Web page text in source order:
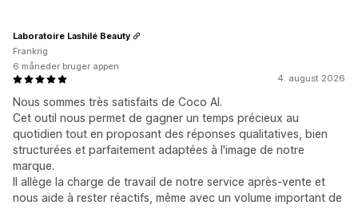
4. august 2026
Nous sommes très satisfaits de Coco AI.
Cet outil nous permet de gagner un temps précieux au
quotidien tout en proposant des réponses qualitatives, bien
structurées et parfaitement adaptées à l'image de notre
marque.
Il allège la charge de travail de notre service après-vente et
nous aide à rester réactifs, même avec un volume important de
Laboratoire Lashilé Beauty
Frankrig
6 måneder bruger appen